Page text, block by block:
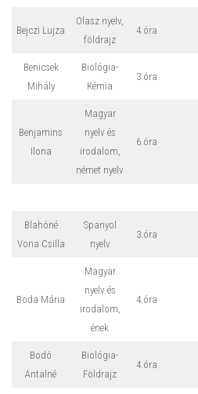
Bejczi Lujza
Olasz nyelv,
földrajz
4.óra
Benicsek
Mihály
Biológia-
Kémia
3.óra
Benjamins
Ilona
Magyar
nyelv és
irodalom,
német nyelv
6.óra
Blahóné
Vona Csilla
Spanyol
nyelv
3.óra
Boda Mária
Magyar
nyelv és
irodalom,
ének
4.óra
Bodó
Antalné
Biológia-
Földrajz
4.óra